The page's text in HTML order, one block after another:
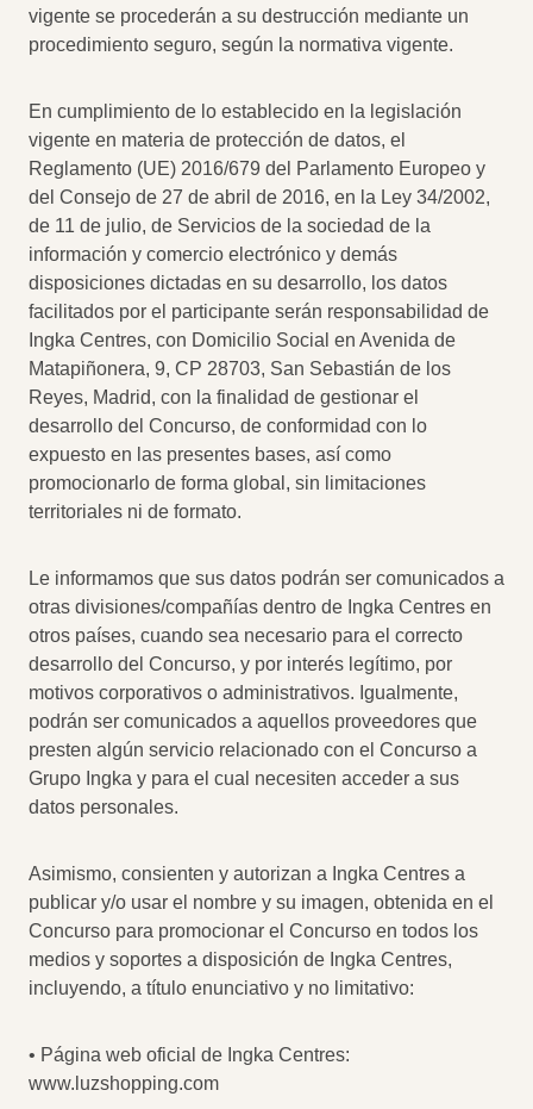
vigente se procederán a su destrucción mediante un
procedimiento seguro, según la normativa vigente.
En cumplimiento de lo establecido en la legislación
vigente en materia de protección de datos, el
Reglamento (UE) 2016/679 del Parlamento Europeo y
del Consejo de 27 de abril de 2016, en la Ley 34/2002,
de 11 de julio, de Servicios de la sociedad de la
información y comercio electrónico y demás
disposiciones dictadas en su desarrollo, los datos
facilitados por el participante serán responsabilidad de
Ingka Centres, con Domicilio Social en Avenida de
Matapiñonera, 9, CP 28703, San Sebastián de los
Reyes, Madrid, con la finalidad de gestionar el
desarrollo del Concurso, de conformidad con lo
expuesto en las presentes bases, así como
promocionarlo de forma global, sin limitaciones
territoriales ni de formato.
Le informamos que sus datos podrán ser comunicados a
otras divisiones/compañías dentro de Ingka Centres en
otros países, cuando sea necesario para el correcto
desarrollo del Concurso, y por interés legítimo, por
motivos corporativos o administrativos. Igualmente,
podrán ser comunicados a aquellos proveedores que
presten algún servicio relacionado con el Concurso a
Grupo Ingka y para el cual necesiten acceder a sus
datos personales.
Asimismo, consienten y autorizan a Ingka Centres a
publicar y/o usar el nombre y su imagen, obtenida en el
Concurso para promocionar el Concurso en todos los
medios y soportes a disposición de Ingka Centres,
incluyendo, a título enunciativo y no limitativo:
• Página web oficial de Ingka Centres:
www.luzshopping.com